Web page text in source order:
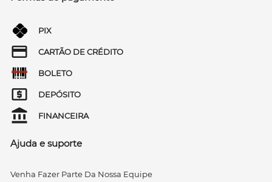
PIX
CARTÃO DE CRÉDITO
BOLETO
DEPÓSITO
FINANCEIRA
Ajuda e suporte
Venha Fazer Parte Da Nossa Equipe